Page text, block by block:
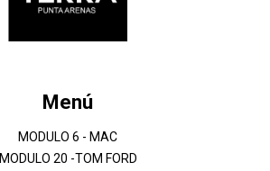
Menú
MODULO 6 - MAC
MODULO 20 -TOM FORD